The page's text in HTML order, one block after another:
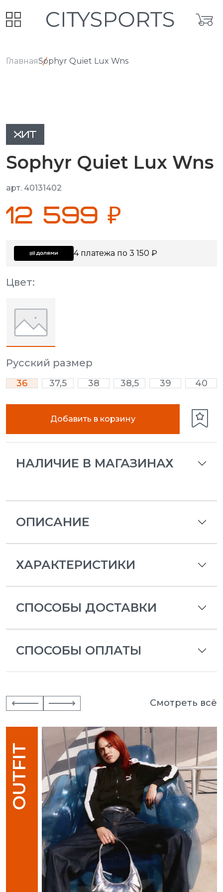
ГлавнаяSophyr Quiet Lux Wns
ХИТ
Sophyr Quiet Lux Wns
арт. 40131402
12 599 ₽
4 платежа по 3 150 ₽
Цвет:
Русский размер
36 37,5 38 38,5 39 40
Добавить в корзину
НАЛИЧИЕ В МАГАЗИНАХ
ОПИСАНИЕ
ХАРАКТЕРИСТИКИ
СПОСОБЫ ДОСТАВКИ
СПОСОБЫ ОПЛАТЫ
Смотреть всё
OUTFIT